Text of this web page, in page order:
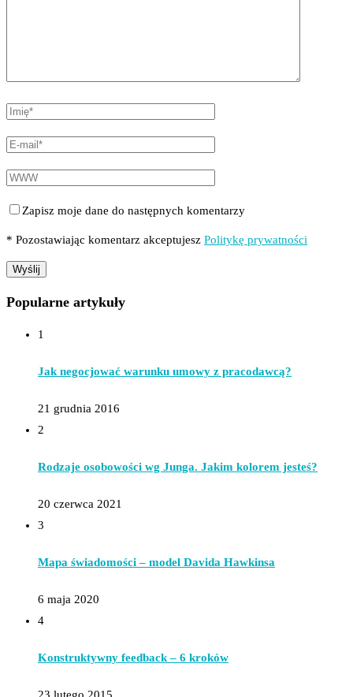
Zapisz moje dane do następnych komentarzy
* Pozostawiając komentarz akceptujesz Politykę prywatności
Popularne artykuły
1
Jak negocjować warunku umowy z pracodawcą?
21 grudnia 2016
2
Rodzaje osobowości wg Junga. Jakim kolorem jesteś?
20 czerwca 2021
3
Mapa świadomości – model Davida Hawkinsa
6 maja 2020
4
Konstruktywny feedback – 6 kroków